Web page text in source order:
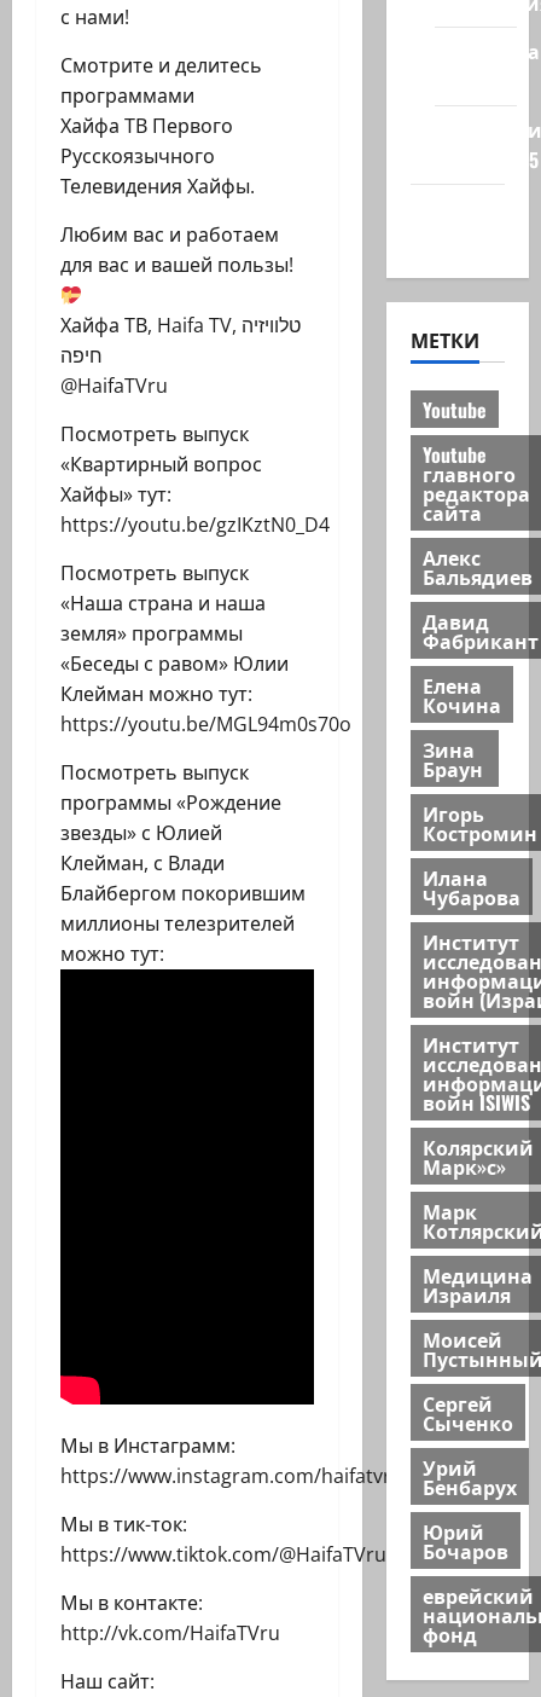
с нами!
Смотрите и делитесь
программами
Хайфа ТВ Первого
Русскоязычного
Телевидения Хайфы.
Любим вас и работаем
для вас и вашей пользы!
Хайфа ТВ, Haifa TV, טלוויזיה
חיפה
@HaifaTVru
Посмотреть выпуск
«Квартирный вопрос
Хайфы» тут:
https://youtu.be/gzIKztN0_D4
Посмотреть выпуск
«Наша страна и наша
земля» программы
«Беседы с равом» Юлии
Клейман можно тут:
https://youtu.be/MGL94m0s70o
Посмотреть выпуск
программы «Рождение
звезды» с Юлией
Клейман, с Влади
Блайбергом покорившим
миллионы телезрителей
можно тут:
Мы в Инстаграмм:
https://www.instagram.com/haifatvru
Мы в тик-ток:
https://www.tiktok.com/@HaifaTVru
Мы в контакте:
http://vk.com/HaifaTVru
Наш сайт:
Полемика
сайта 2025
МЕТКИ
Youtube
Youtube
главного
редактора
сайта
Алекс
Бальядиев
Давид
Фабрикант
Елена
Кочина
Зина
Браун
Игорь
Костромин
Илана
Чубарова
Институт
войн
Институт
войн ISIWIS
Колярский
Марк»с»
Марк
Медицина
Израиля
Моисей
Сергей
Сыченко
Урий
Бенбарух
Юрий
Бочаров
еврейский
фонд